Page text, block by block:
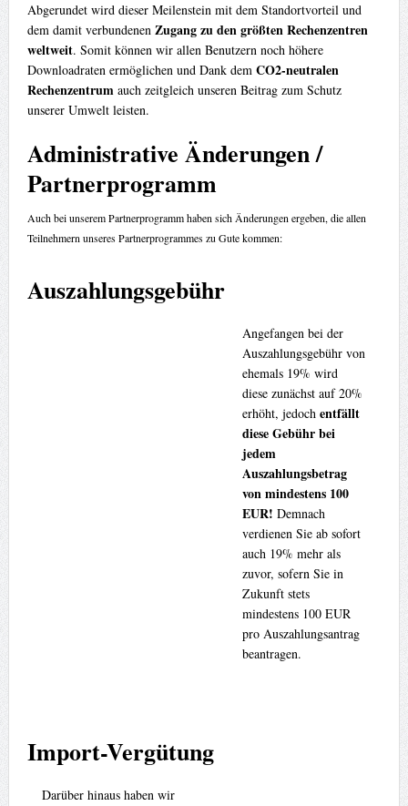
Abgerundet wird dieser Meilenstein mit dem Standortvorteil und
dem damit verbundenen Zugang zu den größten Rechenzentren
weltweit. Somit können wir allen Benutzern noch höhere
Downloadraten ermöglichen und Dank dem CO2-neutralen
Rechenzentrumauch zeitgleich unseren Beitrag zum Schutz
unserer Umwelt leisten.
Administrative Änderungen /
Partnerprogramm
Auch bei unserem Partnerprogramm haben sich Änderungen ergeben, die allen
Teilnehmern unseres Partnerprogrammes zu Gute kommen:
Auszahlungsgebühr
Angefangen bei der
Auszahlungsgebühr von
ehemals 19% wird
diese zunächst auf 20%
erhöht, jedoch entfällt
diese Gebühr bei
jedem
Auszahlungsbetrag
von mindestens 100
EUR! Demnach
verdienen Sie ab sofort
auch 19% mehr als
zuvor, sofern Sie in
Zukunft stets
mindestens 100 EUR
pro Auszahlungsantrag
beantragen.
Import-Vergütung
Darüber hinaus haben wir